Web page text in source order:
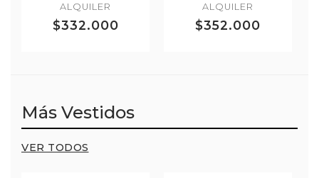
ALQUILER
$332.000
ALQUILER
$352.000
Más Vestidos
VER TODOS